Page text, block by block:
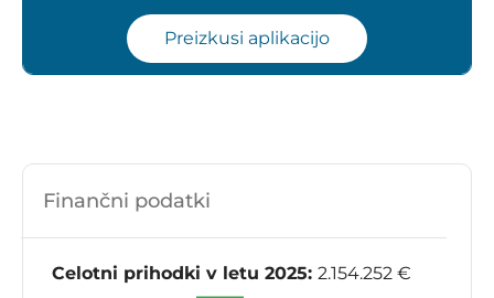
Preizkusi aplikacijo
Finančni podatki
Celotni prihodki v letu 2025: 2.154.252 €